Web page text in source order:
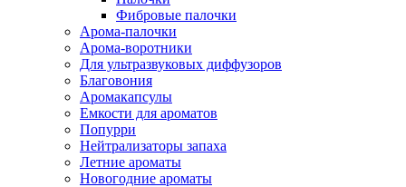
Фибровые палочки
Арома-палочки
Арома-воротники
Для ультразвуковых диффузоров
Благовония
Аромакапсулы
Емкости для ароматов
Попурри
Нейтрализаторы запаха
Летние ароматы
Новогодние ароматы